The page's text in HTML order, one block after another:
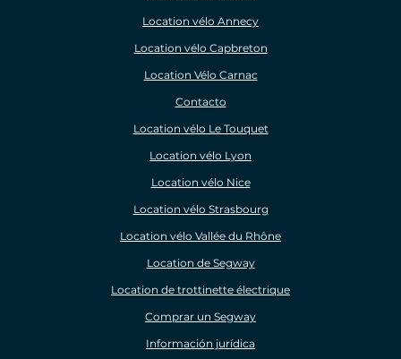
Location vélo Annecy
Location vélo Capbreton
Location Vélo Carnac
Contacto
Location vélo Le Touquet
Location vélo Lyon
Location vélo Nice
Location vélo Strasbourg
Location vélo Vallée du Rhône
Location de Segway
Location de trottinette électrique
Comprar un Segway
Información jurídica